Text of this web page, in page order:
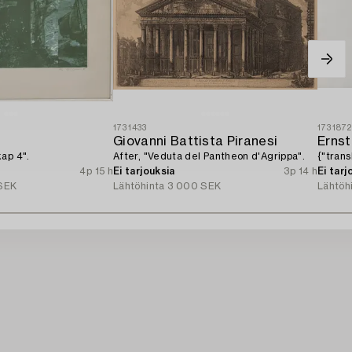
4".
4p 15 h
1731433
Giovanni Battista Piranesi
After, "Veduta del Pantheon d'Agrippa".
Ei tarjouksia
3p 14 h
Lähtöhinta 3 000 SEK
1731872
Ei